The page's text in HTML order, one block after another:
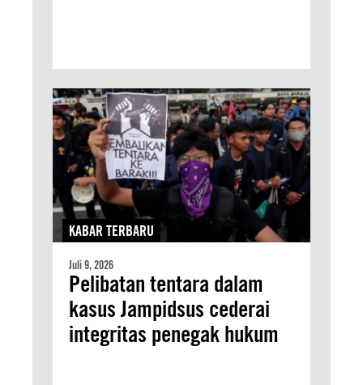
KABAR TERBARU
Juli 9, 2026
Pelibatan tentara dalam
kasus Jampidsus cederai
integritas penegak hukum